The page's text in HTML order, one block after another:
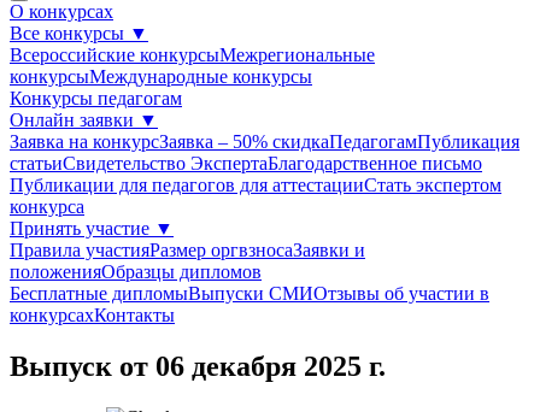
О конкурсах
Все конкурсы ▼
Всероссийские конкурсыМежрегиональные
конкурсыМеждународные конкурсы
Конкурсы педагогам
Онлайн заявки ▼
Заявка на конкурсЗаявка – 50% скидкаПедагогамПубликация
статьиСвидетельство ЭкспертаБлагодарcтвенное письмо
Публикации для педагогов для аттестацииСтать экспертом
конкурса
Принять участие ▼
Правила участияРазмер оргвзносаЗаявки и
положенияОбразцы дипломов
Бесплатные дипломыВыпуски СМИОтзывы об участии в
конкурсахКонтакты
Выпуск от 06 декабря 2025 г.